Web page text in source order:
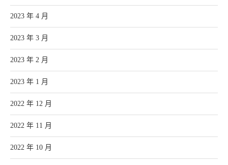
2023 年 4 月
2023 年 3 月
2023 年 2 月
2023 年 1 月
2022 年 12 月
2022 年 11 月
2022 年 10 月